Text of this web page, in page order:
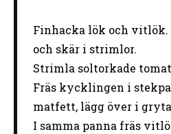
Finhacka lök och
och skär i strimlor.
Strimla soltorkade
Fräs kycklingen i
matfett, lägg över i
I samma panna fräs